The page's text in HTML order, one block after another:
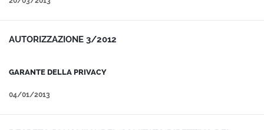
AUTORIZZAZIONE 3/2012
GARANTE DELLA PRIVACY
04/01/2013